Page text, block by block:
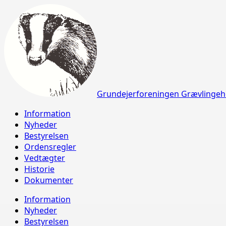
Grundejerforeningen
Information
Nyheder
Bestyrelsen
Ordensregler
Vedtægter
Historie
Dokumenter
Information
Nyheder
Bestyrelsen